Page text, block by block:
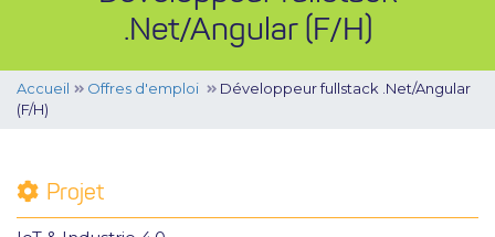
.Net/Angular (F/H)
Accueil Offres d'emploi
Développeur fullstack .Net/Angular
(F/H)
Projet